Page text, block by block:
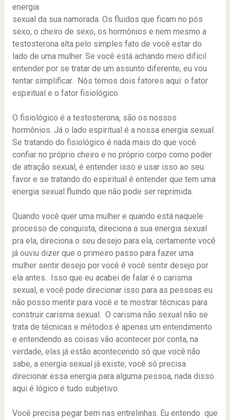
energia
sexual da sua namorada. Os fluidos que ficam no pós
sexo, o cheiro de sexo, os hormônios e nem mesmo a
testosterona alta pelo simples fato de você estar do
lado de uma mulher. Se você está achando meio difícil
entender por se tratar de um assunto diferente, eu vou
tentar simplificar. Nós temos dois fatores aqui: o fator
espiritual e o fator fisiológico.
O fisiológico é a testosterona, são os nossos
hormônios. Já o lado espiritual é a nossa energia sexual.
Se tratando do fisiológico é nada mais do que você
confiar no próprio cheiro e no próprio corpo como poder
de atração sexual, é entender isso e usar isso ao seu
favor e se tratando do espiritual é entender que tem uma
energia sexual fluindo que não pode ser reprimida.
Quando você quer uma mulher e quando está naquele
processo de conquista, direciona a sua energia sexual
pra ela, direciona o seu desejo para ela, certamente você
já ouviu dizer que o primeiro passo para fazer uma
mulher sentir desejo por você é você sentir desejo por
ela antes. Isso que eu acabei de falar é o carisma
sexual, e você pode direcionar isso para as pessoas eu
não posso mentir para você e te mostrar técnicas para
construir carisma sexual. O carisma não sexual não se
trata de técnicas e métodos é apenas um entendimento
e entendendo as coisas vão acontecer por conta, na
verdade, elas já estão acontecendo só que você não
sabe, a energia sexual já existe, você só precisa
direcionar essa energia para alguma pessoa, nada disso
aqui é lógico é tudo subjetivo.
Você precisa pegar bem nas entrelinhas. Eu entendo que